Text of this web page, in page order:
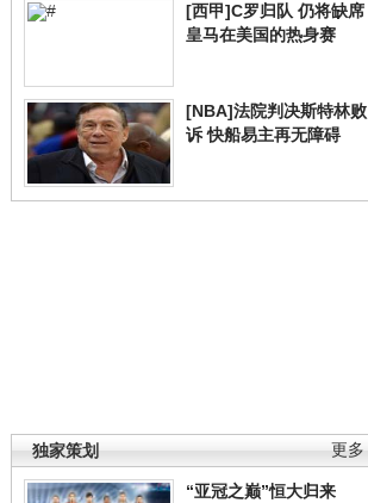
[西甲]C罗归队 仍将缺席
皇马在美国的热身赛
[NBA]法院判决斯特林败
诉 快船易主再无障碍
更多
独家策划
“亚冠之巅”恒大归来